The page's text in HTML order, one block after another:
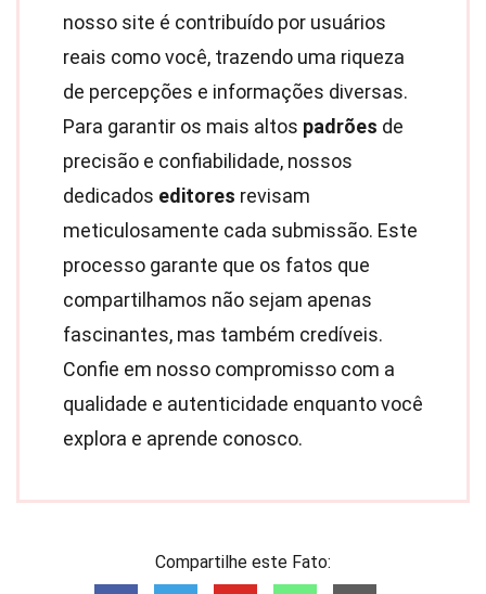
nosso site é contribuído por usuários
reais como você, trazendo uma riqueza
de percepções e informações diversas.
Para garantir os mais altos padrões de
precisão e confiabilidade, nossos
dedicados editores revisam
meticulosamente cada submissão. Este
processo garante que os fatos que
compartilhamos não sejam apenas
fascinantes, mas também credíveis.
Confie em nosso compromisso com a
qualidade e autenticidade enquanto você
explora e aprende conosco.
Compartilhe este Fato: